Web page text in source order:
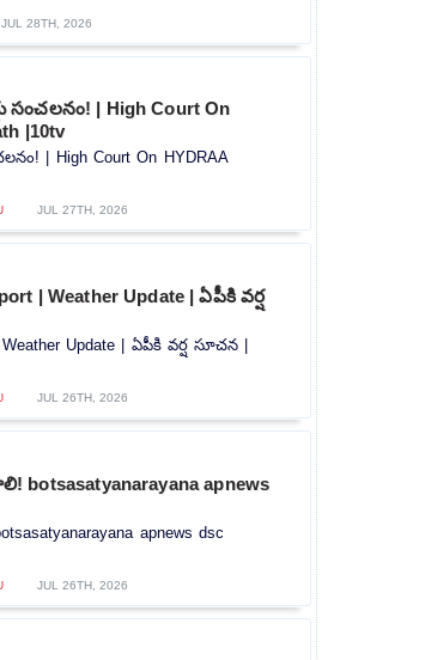
JUL 28TH, 2026
| High Court On
|10tv
| High Court On HYDRAA
JUL 27TH, 2026
| Weather Update | ఏపీకి వర్ష
Update | ఏపీకి వర్ష సూచన |
JUL 26TH, 2026
botsasatyanarayana apnews
apnews dsc
JUL 26TH, 2026